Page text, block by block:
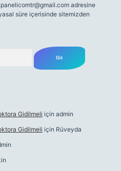
adresine
süre içerisinde sitemizden
Gidilmeli için admin
Gidilmeli için Rüveyda